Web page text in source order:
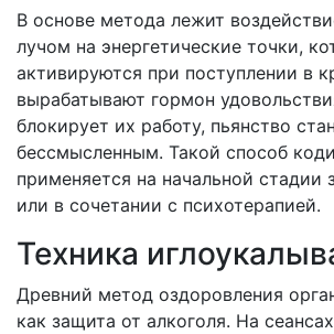
В основе метода лежит
лучом на энергетические точки,
активируются при поступлении в
вырабатывают гормон
блокирует их работу, пьянство
бессмысленным. Такой способ
применяется на начальной стадии
или в сочетании с психотерапией.
Техника
Древний метод оздоровления
как защита от алкоголя. На